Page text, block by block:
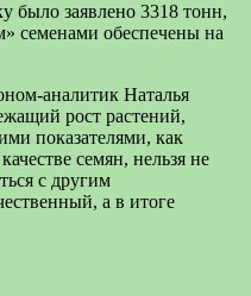
было заявлено 3318 тонн,
семенами обеспечены на
аналитик Наталья
рост растений,
показателями, как
семян, нельзя не
с другим
а в итоге